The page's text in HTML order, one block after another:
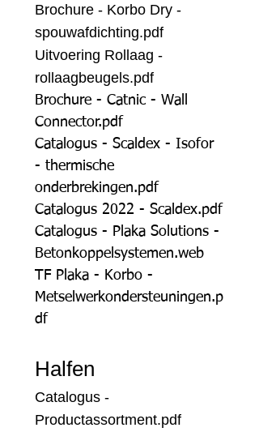
Brochure - Korbo Dry -
spouwafdichting.pdf
Uitvoering Rollaag -
rollaagbeugels.pdf
Brochure - Catnic - Wall
Connector.pdf
Catalogus - Scaldex - Isofor
- thermische
onderbrekingen.pdf
Catalogus 2022 - Scaldex.pdf
Catalogus - Plaka Solutions -
Betonkoppelsystemen.web
TF Plaka - Korbo -
Metselwerkondersteuningen.p
df
Halfen
Catalogus -
Productassortment.pdf